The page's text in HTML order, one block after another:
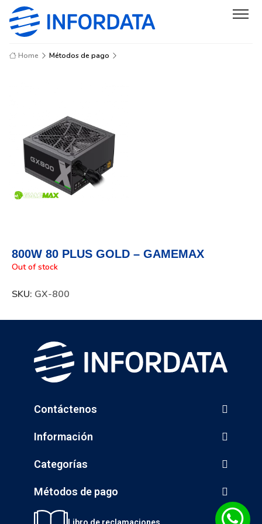
Home Métodos de pago
800W 80 PLUS GOLD – GAMEMAX
Out of stock
SKU: GX-800
Contáctenos
Información
Categorías
Métodos de pago
Libro de reclamaciones